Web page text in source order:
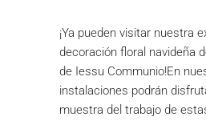
¡Ya pueden visitar nuestra
decoración floral navideña
de Iessu Communio!En
instalaciones podrán
muestra del trabajo de